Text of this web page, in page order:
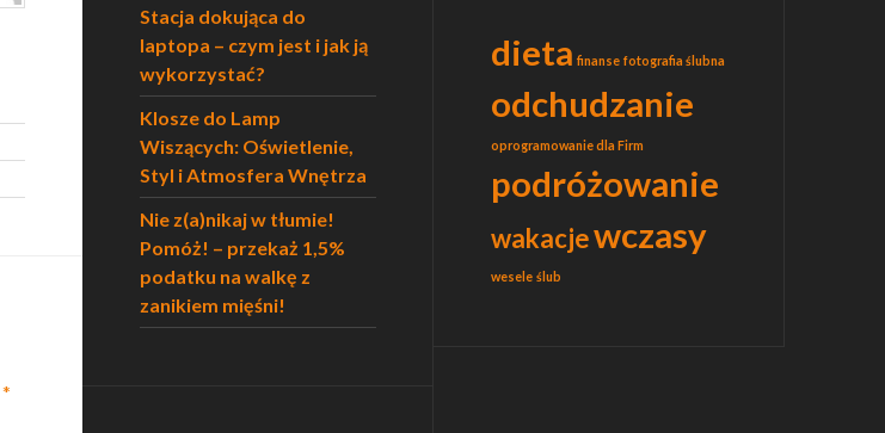
*
Stacja dokująca do
laptopa – czym jest i jak ją
wykorzystać?
Klosze do Lamp
Wiszących: Oświetlenie,
Styl i Atmosfera Wnętrza
Nie z(a)nikaj w tłumie!
Pomóż! – przekaż 1,5%
podatku na walkę z
zanikiem mięśni!
dieta finanse fotografia ślubna
odchudzanie
oprogramowanie dla Firm
podróżowanie
wakacjewczasy
wesele ślub